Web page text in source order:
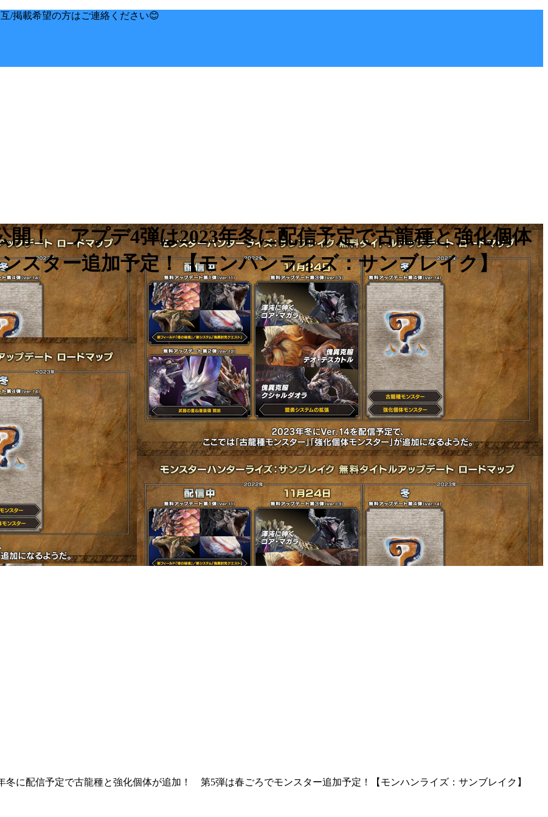
/掲載希望の方はご連絡ください😊
開！ アプデ4弾は2023年冬に配信予定で古龍種と強化個体
スター追加予定！【モンハンライズ：サンブレイク】
冬に配信予定で古龍種と強化個体が追加！ 第5弾は春ごろでモンスター追加予定！【モンハンライズ：サンブレイク】